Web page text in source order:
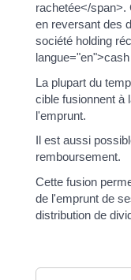
rachetée</span>.
en reversant des
société holding
La plupart du
cible fusionnent à
l'emprunt.
Il est aussi
remboursement.
Cette fusion
de l'emprunt de
distribution de